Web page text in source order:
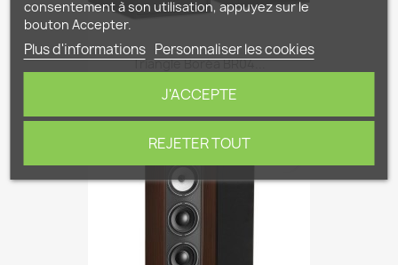
Triangle Boréa BR04...
549,00 €
consentement à son utilisation, appuyez sur le
bouton Accepter.
Plus d'informations Personnaliser les cookies
REJETER TOUT
J'ACCEPTE